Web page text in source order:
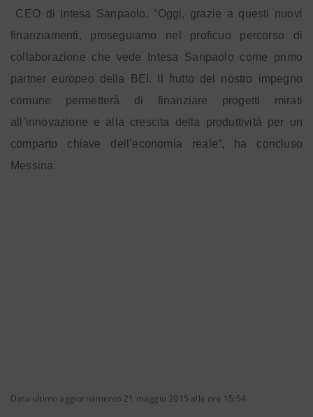
CEO di Intesa Sanpaolo. “Oggi, grazie a questi nuovi
finanziamenti, proseguiamo nel proficuo percorso di
collaborazione che vede Intesa Sanpaolo come primo
partner europeo della BEI. Il frutto del nostro impegno
comune permetterà di finanziare progetti mirati
all’innovazione e alla crescita della produttività per un
comparto chiave dell’economia reale”, ha concluso
Messina.
Data ultimo aggiornamento 21 maggio 2015 alle ore 15:54